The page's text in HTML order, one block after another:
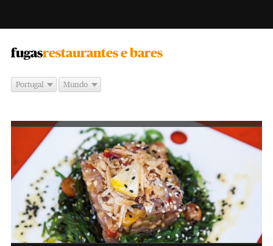
fugas -
restaurantes e bares
Portugal Mundo